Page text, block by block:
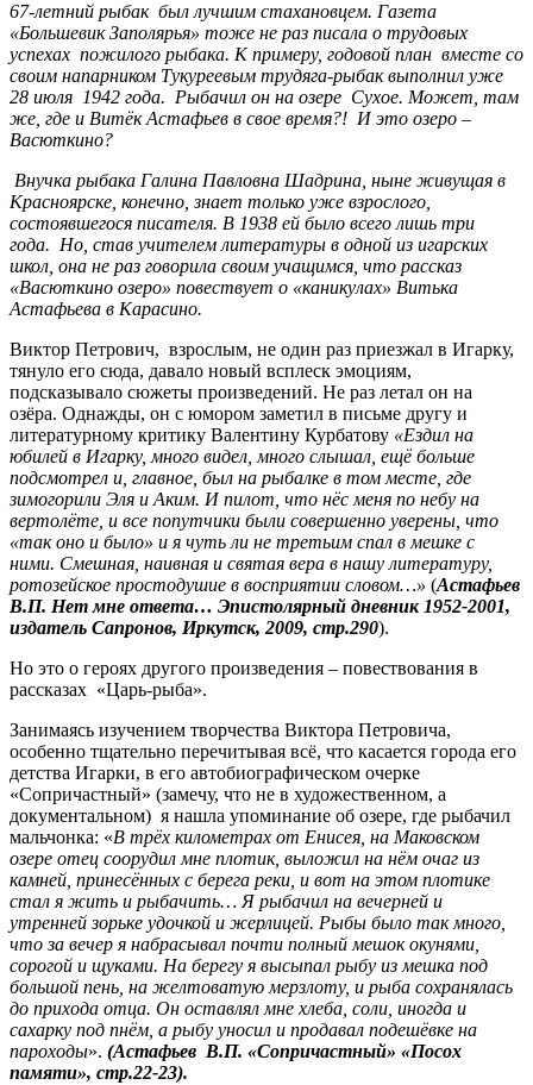
67-летний рыбак был лучшим стахановцем. Газета
«Большевик Заполярья» тоже не раз писала о трудовых
успехах пожилого рыбака. К примеру, годовой план вместе со
своим напарником Тукуреевым трудяга-рыбак выполнил уже
28 июля 1942 года. Рыбачил он на озере Сухое. Может, там
же, где и Витёк Астафьев в свое время?! И это озеро –
Васюткино?
Внучка рыбака Галина Павловна Шадрина, ныне живущая в
Красноярске, конечно, знает только уже взрослого,
состоявшегося писателя. В 1938 ей было всего лишь три
года. Но, став учителем литературы в одной из игарских
школ, она не раз говорила своим учащимся, что рассказ
«Васюткино озеро» повествует о «каникулах» Витька
Астафьева в Карасино.
Виктор Петрович, взрослым, не один раз приезжал в Игарку,
тянуло его сюда, давало новый всплеск эмоциям,
подсказывало сюжеты произведений. Не раз летал он на
озёра. Однажды, он с юмором заметил в письме другу и
литературному критику Валентину Курбатову «Ездил на
юбилей в Игарку, много видел, много слышал, ещё больше
подсмотрел и, главное, был на рыбалке в том месте, где
зимогорили Эля и Аким. И пилот, что нёс меня по небу на
вертолёте, и все попутчики были совершенно уверены, что
«так оно и было» и я чуть ли не третьим спал в мешке с
ними. Смешная, наивная и святая вера в нашу литературу,
ротозейское простодушие в восприятии словом…» (Астафьев
В.П. Нет мне ответа… Эпистолярный дневник 1952-2001,
издатель Сапронов, Иркутск, 2009, стр.290).
Но это о героях другого произведения – повествования в
рассказах «Царь-рыба».
Занимаясь изучением творчества Виктора Петровича,
особенно тщательно перечитывая всё, что касается города его
детства Игарки, в его автобиографическом очерке
«Сопричастный» (замечу, что не в художественном, а
документальном) я нашла упоминание об озере, где рыбачил
мальчонка: «В трёх километрах от Енисея, на Маковском
озере отец соорудил мне плотик, выложил на нём очаг из
камней, принесённых с берега реки, и вот на этом плотике
стал я жить и рыбачить… Я рыбачил на вечерней и
утренней зорьке удочкой и жерлицей. Рыбы было так много,
что за вечер я набрасывал почти полный мешок окунями,
сорогой и щуками. На берегу я высыпал рыбу из мешка под
большой пень, на желтоватую мерзлоту, и рыба сохранялась
до прихода отца. Он оставлял мне хлеба, соли, иногда и
сахарку под пнём, а рыбу уносил и продавал подешёвке на
пароходы». (Астафьев В.П. «Сопричастный» «Посох
памяти», стр.22-23).